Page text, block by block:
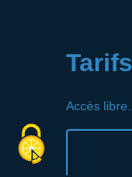
Tarifs
Accès libre.